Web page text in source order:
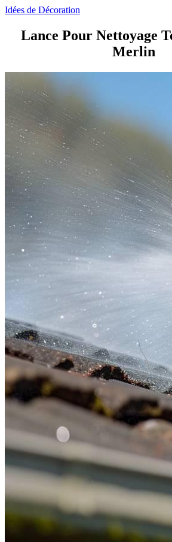
Idées de Décoration
Lance Pour Nettoyage
Merlin